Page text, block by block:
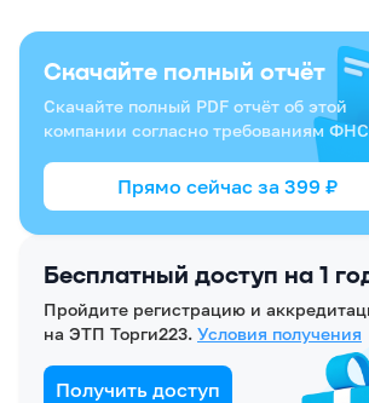
Бесплатный доступ на 1
Пройдите регистрацию и
на ЭТП Торги223. Условия получения
Получить доступ
Скачайте полный отчёт
Скачайте полный PDF отчёт об этой
компании согласно требованиям ФНС
Прямо сейчас за 399 ₽